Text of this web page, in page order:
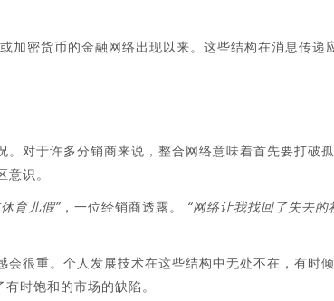
加密货币的金融网络出现以来。这些结构在消息传递
对于许多分销商来说，整合网络意味着首先要打破孤
识。
育儿假” ，一位经销商透露。 “网络让我找回了失去的
很重。个人发展技术在这些结构中无处不在，有时
有时饱和的市场的缺陷。